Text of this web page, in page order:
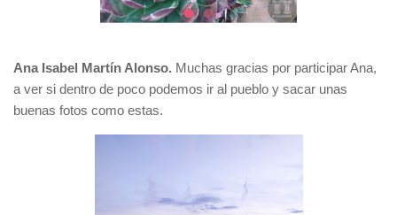
Ana Isabel Martín Alonso. Muchas gracias por participar Ana,
a ver si dentro de poco podemos ir al pueblo y sacar unas
buenas fotos como estas.